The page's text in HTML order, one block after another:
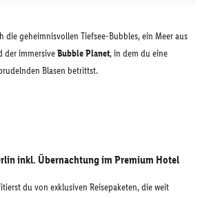
die geheimnisvollen Tiefsee-Bubbles, ein Meer aus
der immersiveBubble Planet, in dem du eine
Blasen betrittst.
inkl. Übernachtung im Premium Hotel
du von exklusiven Reisepaketen, die weit